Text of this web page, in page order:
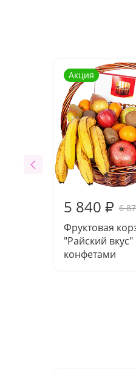
Акция
5 840 ₽ 6
Фруктовая
"Райский вкус"
конфетами